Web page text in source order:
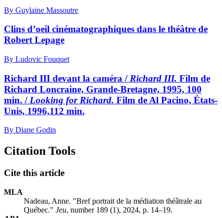
By Guylaine Massoutre
Clins d’oeil cinématographiques dans le théâtre de
Robert Lepage
By Ludovic Fouquet
Richard III devant la caméra / Richard III. Film de
Richard Loncraine, Grande-Bretagne, 1995, 100
min. / Looking for Richard. Film de Al Pacino, États-
Unis, 1996,112 min.
By Diane Godin
Citation Tools
Cite this article
MLA
Nadeau, Anne. "Bref portrait de la médiation théâtrale au
Québec." Jeu, number 189 (1), 2024, p. 14–19.